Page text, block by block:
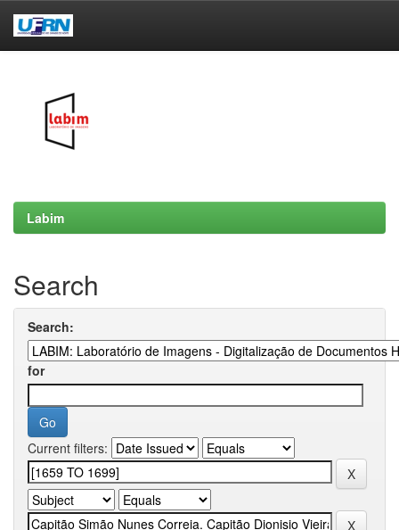
Labim
Search
Search:
for
Current filters: